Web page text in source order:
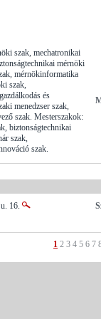
szak, mechatronikai
mérnöki
mérnökinformatika
szak,
és
menedzser szak,
szak. Mesterszakok:
biztonságtechnikai
szak,
szak.
16.
1 2 3 4 5 6 7